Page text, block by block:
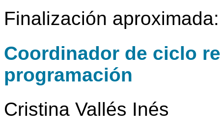
Finalización
Coordinador de ciclo
programación
Cristina Vallés Inés